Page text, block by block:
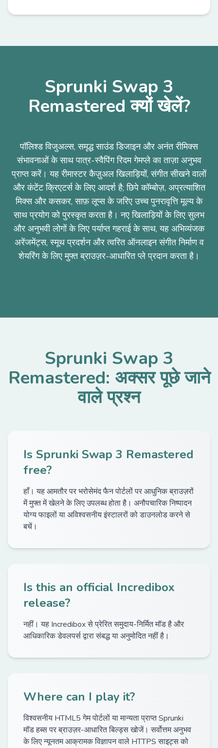
Sprunki Swap 3
Remastered क्यों खेलें?
पॉलिश्ड विजुअल्स, समृद्ध साउंड डिजाइन और अनंत रीमिक्स
संभावनाओं के साथ पात्र-स्वैपिंग रिदम गेमप्ले का ताज़ा अनुभव
प्राप्त करें। यह रीमास्टर कैज़ुअल खिलाड़ियों, संगीत सीखने वालों
और कंटेंट क्रिएटर्स के लिए आदर्श है; छिपे कॉम्बोज़, अप्रत्याशित
मिक्स और कसकर, साफ़ लूप्स के जरिए उच्च पुनरावृत्ति मूल्य के
साथ प्रयोग को पुरस्कृत करता है। नए खिलाड़ियों के लिए सुलभ
और अनुभवी लोगों के लिए पर्याप्त गहराई के साथ, यह अभिव्यंजक
अरेंजमेंट्स, स्मूथ प्रदर्शन और त्वरित ऑनलाइन संगीत निर्माण व
शेयरिंग के लिए मुफ्त ब्राउज़र-आधारित प्ले प्रदान करता है।
Sprunki Swap 3
Remastered: अक्सर पूछे जाने
वाले प्रश्न
Is Sprunki Swap 3 Remastered
free?
हाँ। यह आमतौर पर भरोसेमंद फैन पोर्टलों पर आधुनिक ब्राउज़रों
में मुफ्त में खेलने के लिए उपलब्ध होता है। अनौपचारिक निष्पादन
योग्य फाइलों या अविश्वसनीय इंस्टालरों को डाउनलोड करने से
बचें।
Is this an official Incredibox
release?
नहीं। यह Incredibox से प्रेरित समुदाय-निर्मित मॉड है और
आधिकारिक डेवलपर्स द्वारा संबद्ध या अनुमोदित नहीं है।
Where can I play it?
विश्वसनीय HTML5 गेम पोर्टलों या मान्यता प्राप्त Sprunki
मॉड हब्स पर ब्राउज़र-आधारित बिल्ड्स खोजें। सर्वोत्तम अनुभव
के लिए न्यूनतम आक्रामक विज्ञापन वाले HTTPS साइट्स को